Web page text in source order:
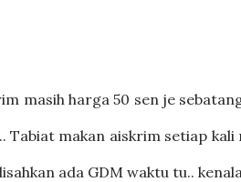
masih harga 50 sen je
makan aiskrim setiap
ada GDM waktu tu..